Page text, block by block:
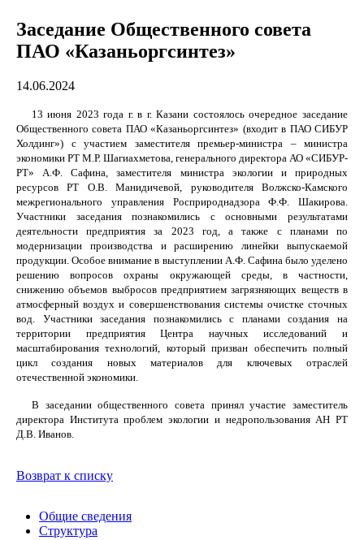
Заседание Общественного совета
ПАО «Казаньоргсинтез»
14.06.2024
13 июня 2023 года г. в г. Казани состоялось очередное заседание
Общественного совета ПАО «Казаньоргсинтез» (входит в ПАО СИБУР
Холдинг») с участием заместителя премьер-министра – министра
экономики РТ М.Р. Шагиахметова, генерального директора АО «СИБУР-
РТ» А.Ф. Сафина, заместителя министра экологии и природных
ресурсов РТ О.В. Манидичевой, руководителя Волжско-Камского
межрегионального управления Росприроднадзора Ф.Ф. Шакирова.
Участники заседания познакомились с основными результатами
деятельности предприятия за 2023 год, а также с планами по
модернизации производства и расширению линейки выпускаемой
продукции. Особое внимание в выступлении А.Ф. Сафина было уделено
решению вопросов охраны окружающей среды, в частности,
снижению объемов выбросов предприятием загрязняющих веществ в
атмосферный воздух и совершенствования системы очистке сточных
вод. Участники заседания познакомились с планами создания на
территории предприятия Центра научных исследований и
масштабирования технологий, который призван обеспечить полный
цикл создания новых материалов для ключевых отраслей
отечественной экономики.
В заседании общественного совета принял участие заместитель
директора Института проблем экологии и недропользования АН РТ
Д.В. Иванов.
Возврат к списку
Общие сведения
Структура